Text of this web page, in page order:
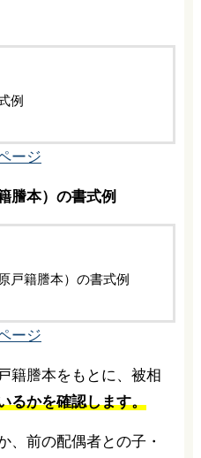
ージ
謄本）の書式例
ージ
籍謄本をもとに、被相
るかを確認します。
、前の配偶者との子・